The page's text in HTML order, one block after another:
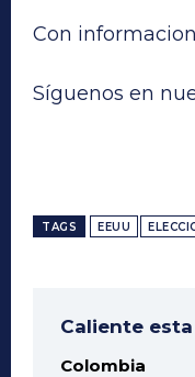
Con
Síguenos en
TAGS EEUU
Caliente
Colombia